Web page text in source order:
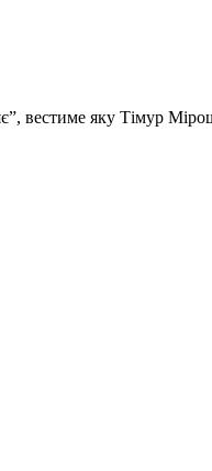
вестиме яку Тімур